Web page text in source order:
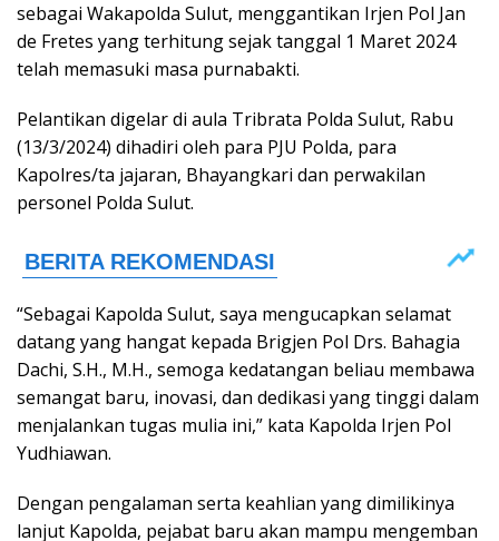
sebagai Wakapolda Sulut, menggantikan Irjen Pol Jan
de Fretes yang terhitung sejak tanggal 1 Maret 2024
telah memasuki masa purnabakti.
Pelantikan digelar di aula Tribrata Polda Sulut, Rabu
(13/3/2024) dihadiri oleh para PJU Polda, para
Kapolres/ta jajaran, Bhayangkari dan perwakilan
personel Polda Sulut.
“Sebagai Kapolda Sulut, saya mengucapkan selamat
datang yang hangat kepada Brigjen Pol Drs. Bahagia
Dachi, S.H., M.H., semoga kedatangan beliau membawa
semangat baru, inovasi, dan dedikasi yang tinggi dalam
menjalankan tugas mulia ini,” kata Kapolda Irjen Pol
Yudhiawan.
Dengan pengalaman serta keahlian yang dimilikinya
lanjut Kapolda, pejabat baru akan mampu mengemban